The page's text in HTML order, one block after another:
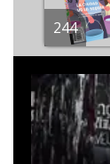
244